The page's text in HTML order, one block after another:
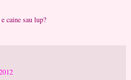
caine sau lup?